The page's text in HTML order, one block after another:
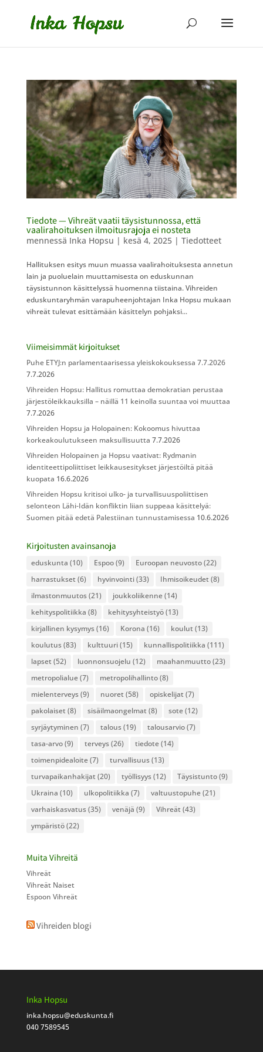
Tiedote — Vihreät vaatii täysistunnossa, että
vaalirahoituksen ilmoitusrajoja ei nosteta
mennessä Inka Hopsu | kesä 4, 2025| Tiedotteet
Hallituksen esitys muun muassa vaalirahoituksesta annetun
lain ja puoluelain muuttamisesta on eduskunnan
täysistunnon käsittelyssä huomenna tiistaina. Vihreiden
eduskuntaryhmän varapuheenjohtajan Inka Hopsu mukaan
vihreät tulevat esittämään käsittelyn pohjaksi...
Viimeisimmät kirjoitukset
Puhe ETYJ:n parlamentaarisessa yleiskokouksessa 7.7.2026
7.7.2026
Vihreiden Hopsu: Hallitus romuttaa demokratian perustaa
järjestöleikkauksilla – näillä 11 keinolla suuntaa voi muuttaa
7.7.2026
Vihreiden Hopsu ja Holopainen: Kokoomus hivuttaa
korkeakoulutukseen maksullisuutta 7.7.2026
Vihreiden Holopainen ja Hopsu vaativat: Rydmanin
identiteettipoliittiset leikkausesitykset järjestöiltä pitää
kuopata 16.6.2026
Vihreiden Hopsu kritisoi ulko- ja turvallisuuspoliittisen
selonteon Lähi-Idän konfliktin liian suppeaa käsittelyä:
Suomen pitää edetä Palestiinan tunnustamisessa 10.6.2026
Kirjoitusten avainsanoja
eduskunta (10) Espoo(9) Euroopan neuvosto(22)
harrastukset (6) hyvinvointi(33) Ihmisoikeudet (8)
ilmastonmuutos(21) joukkoliikenne(14)
kehityspolitiikka (8) kehitysyhteistyö(13)
kirjallinen kysymys(16) Korona (16) koulut (13)
koulutus(83) kulttuuri(15) kunnallispolitiikka (111)
lapset (52) luonnonsuojelu (12) maahanmuutto(23)
metropolialue(7) metropolihallinto(8)
mielenterveys(9) nuoret (58) opiskelijat (7)
pakolaiset (8) sisäilmaongelmat (8) sote(12)
syrjäytyminen (7) talous(19) talousarvio(7)
tasa-arvo(9) terveys(26) tiedote(14)
toimenpidealoite(7) turvallisuus(13)
turvapaikanhakijat (20) työllisyys(12) Täysistunto(9)
Ukraina (10) ulkopolitiikka (7) valtuustopuhe(21)
varhaiskasvatus(35) venäjä (9) Vihreät (43)
ympäristö(22)
Muita Vihreitä
Vihreät
Vihreät Naiset
Espoon Vihreät
Vihreiden blogi
Inka Hopsu
inka.hopsu@eduskunta.fi
040 7589545